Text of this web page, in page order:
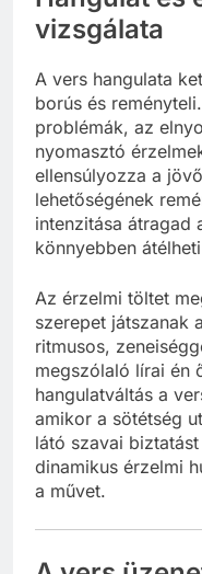
Hangulat és
vizsgálata
A vers hangulata
borús és
problémák, az
nyomasztó
ellensúlyozza a
lehetőségének
intenzitása átragad
Az érzelmi töltet
szerepet játszanak
ritmusos,
megszólaló lírai én
hangulatváltás a
amikor a sötétség
látó szavai
dinamikus érzelmi